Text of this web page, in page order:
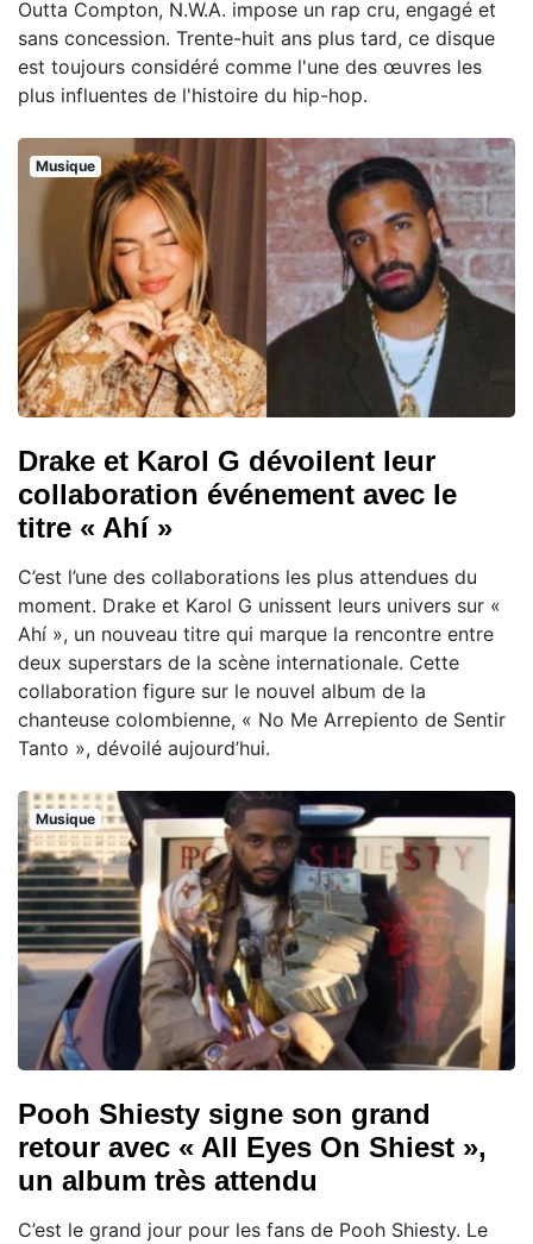
Outta Compton, N.W.A. impose un rap cru, engagé et
sans concession. Trente-huit ans plus tard, ce disque
est toujours considéré comme l'une des œuvres les
plus influentes de l'histoire du hip-hop.
Musique
Drake et Karol G dévoilent leur
collaboration événement avec le
titre « Ahí »
C’est l’une des collaborations les plus attendues du
moment. Drake et Karol G unissent leurs univers sur «
Ahí », un nouveau titre qui marque la rencontre entre
deux superstars de la scène internationale. Cette
collaboration figure sur le nouvel album de la
chanteuse colombienne, « No Me Arrepiento de Sentir
Tanto », dévoilé aujourd’hui.
Musique
Pooh Shiesty signe son grand
retour avec « All Eyes On Shiest »,
un album très attendu
C’est le grand jour pour les fans de Pooh Shiesty. Le